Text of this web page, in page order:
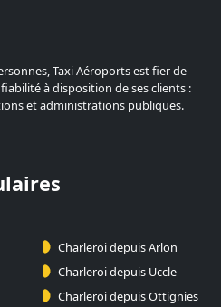
Taxi Aéroports est fier de
à disposition de ses clients :
et administrations publiques.
Charleroi depuis Arlon
Charleroi depuis Uccle
Charleroi depuis Ottignies